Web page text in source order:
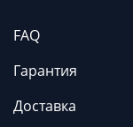
FAQ
Гарантия
Доставка